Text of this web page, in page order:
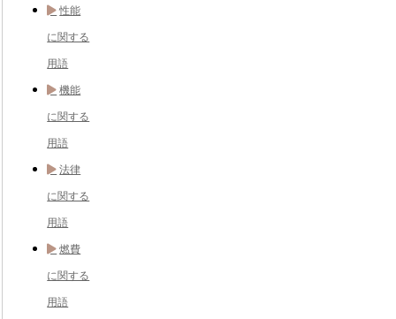
性能
に関する
用語
機能
に関する
用語
法律
に関する
用語
燃費
に関する
用語